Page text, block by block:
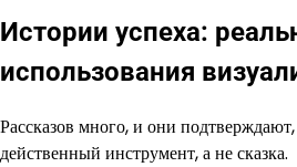
Истории успеха:
использования
Рассказов много, и они
действенный инструмент, а не сказка.